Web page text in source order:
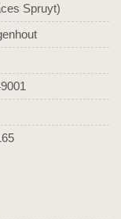
Spruyt)